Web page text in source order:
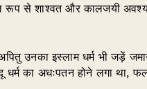
रूप से शाश्वत और कालजयी
उनका इस्लाम धर्म भी जड़ें
धर्म का अधःपतन होने लगा था,